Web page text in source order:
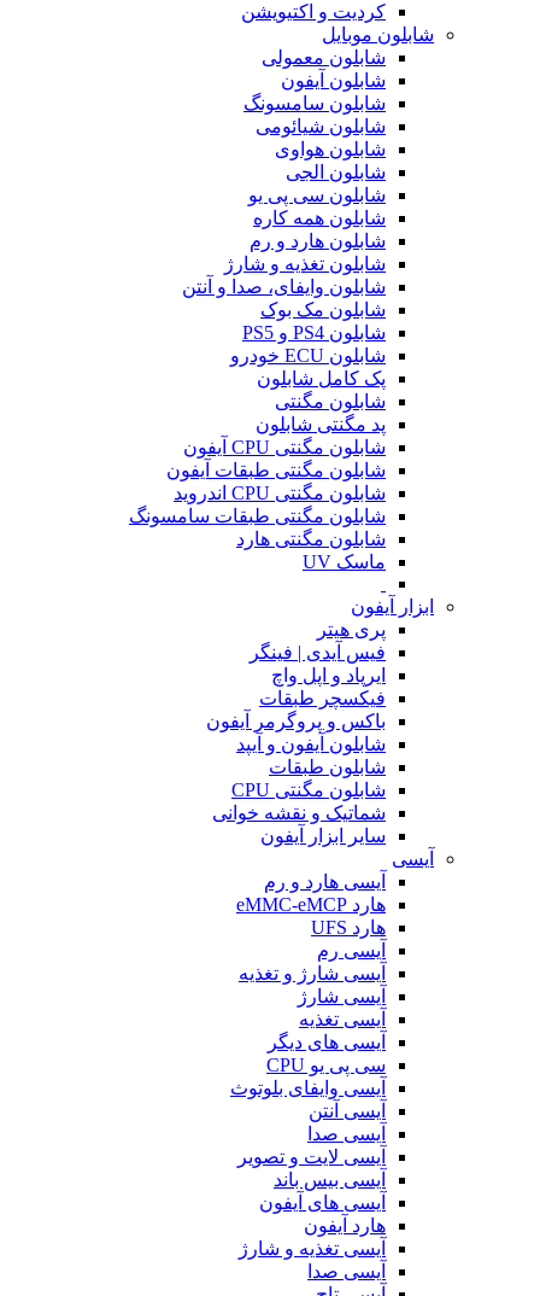
کردیت و اکتیویشن
شابلون موبایل
شابلون معمولی
شابلون آیفون
شابلون سامسونگ
شابلون شیائومی
شابلون هواوی
شابلون الجی
شابلون سی پی یو
شابلون همه کاره
شابلون هارد و رم
شابلون تغذیه و شارژ
شابلون وایفای، صدا و آنتن
شابلون مک بوک
شابلون PS4 و PS5
شابلون ECU خودرو
پک کامل شابلون
شابلون مگنتی
پد مگنتی شابلون
شابلون مگنتی CPU آیفون
شابلون مگنتی طبقات آیفون
شابلون مگنتی CPU اندروید
شابلون مگنتی طبقات سامسونگ
شابلون مگنتی هارد
ماسک UV
ابزار آیفون
پری هیتر
فیس آیدی | فینگر
ایرپاد و اپل واچ
فیکسچر طبقات
باکس و پروگرمر آیفون
شابلون آیفون و آیپد
شابلون طبقات
شابلون مگنتی CPU
شماتیک و نقشه خوانی
سایر ابزار آیفون
آیسی
آیسی هارد و رم
هارد eMMC-eMCP
هارد UFS
آیسی رم
آیسی شارژ و تغذیه
آیسی شارژ
آیسی تغذیه
آیسی های دیگر
سی پی یو CPU
آیسی وایفای بلوتوث
آیسی آنتن
آیسی صدا
آیسی لایت و تصویر
آیسی بیس باند
آیسی های آیفون
هارد آیفون
آیسی تغذیه و شارژ
آیسی صدا